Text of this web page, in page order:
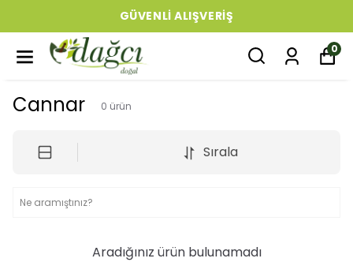
GÜVENLI ALIŞVERIŞ
0
Cannar 0 ürün
Sırala
Aradığınız ürün bulunamadı